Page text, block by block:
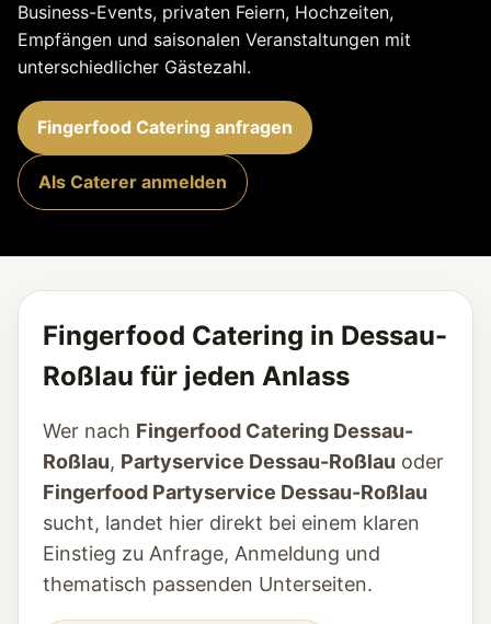
Business-Events, privaten Feiern, Hochzeiten,
Empfängen und saisonalen Veranstaltungen mit
unterschiedlicher Gästezahl.
Fingerfood Catering anfragen
Als Caterer anmelden
Fingerfood Catering in Dessau-
Roßlau für jeden Anlass
Wer nach Fingerfood Catering Dessau-
Roßlau, Partyservice Dessau-Roßlau oder
Fingerfood Partyservice Dessau-Roßlau
sucht, landet hier direkt bei einem klaren
Einstieg zu Anfrage, Anmeldung und
thematisch passenden Unterseiten.